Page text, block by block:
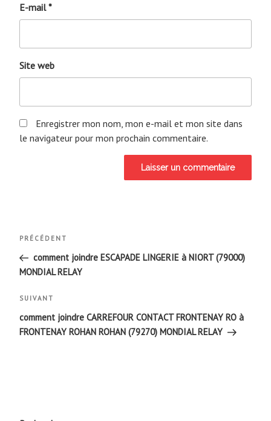
E-mail*
Site web
Enregistrer mon nom, mon e-mail et mon site dans
le navigateur pour mon prochain commentaire.
Navigation
de
l’article
Article
précédent
PRÉCÉDENT
comment joindre ESCAPADE LINGERIE à NIORT (79000)
MONDIAL RELAY
Article
suivant
SUIVANT
comment joindre CARREFOUR CONTACT FRONTENAY RO à
FRONTENAY ROHAN ROHAN (79270) MONDIAL RELAY